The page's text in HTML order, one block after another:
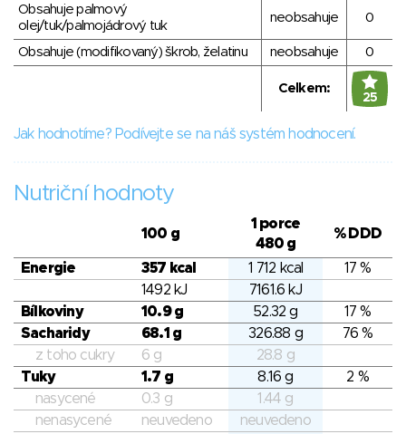
Obsahuje palmový
olej/tuk/palmojádrový tuk
neobsahuje 0
Obsahuje (modifikovaný) škrob, želatinu neobsahuje 0
Celkem:
25
Jak hodnotíme? Podívejte se na náš systém hodnocení.
Nutriční hodnoty
100 g
1 porce
480 g
% DDD
Energie 357 kcal 1 712 kcal
17 %
1492 kJ
7161.6 kJ
Bílkoviny
10.9 g 52.32 g
17 %
Sacharidy
68.1 g 326.88 g
76 %
z toho cukry
6 g
28.8 g
Tuky
1.7 g 8.16 g
2 %
nasycené
0.3 g
1.44 g
nenasycené
neuvedeno
neuvedeno